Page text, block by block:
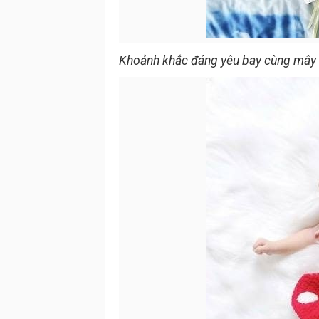
Khoảnh khắc đáng yêu bay cùng